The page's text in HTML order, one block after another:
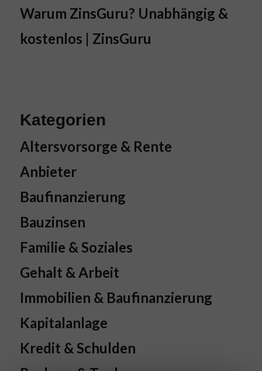
Warum ZinsGuru? Unabhängig &
kostenlos | ZinsGuru
Kategorien
Altersvorsorge & Rente
Anbieter
Baufinanzierung
Bauzinsen
Familie & Soziales
Gehalt & Arbeit
Immobilien & Baufinanzierung
Kapitalanlage
Kredit & Schulden